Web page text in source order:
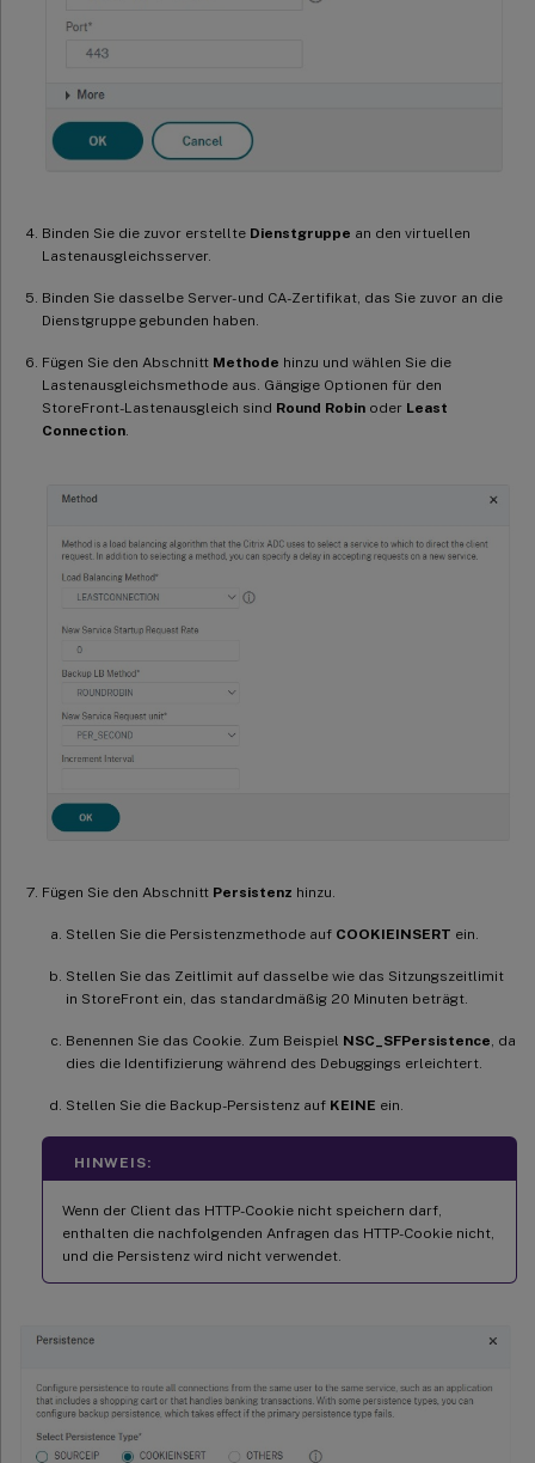
Binden Sie die zuvor erstellte Dienstgruppe an den virtuellen
Lastenausgleichsserver.
Binden Sie dasselbe Server- und CA-Zertifikat, das Sie zuvor an die
Dienstgruppe gebunden haben.
Fügen Sie den Abschnitt Methode hinzu und wählen Sie die
Lastenausgleichsmethode aus. Gängige Optionen für den
StoreFront-Lastenausgleich sind Round Robin oder Least
Connection
Fügen Sie den Abschnitt Persistenz hinzu.
Stellen Sie die Persistenzmethode auf COOKIEINSERT ein.
Stellen Sie das Zeitlimit auf dasselbe wie das Sitzungszeitlimit
in StoreFront ein, das standardmäßig 20 Minuten beträgt.
Benennen Sie das Cookie. Zum Beispiel NSC_SFPersistence, da
dies die Identifizierung während des Debuggings erleichtert.
Stellen Sie die Backup-Persistenz auf KEINE ein.
HINWEIS:
Wenn der Client das HTTP-Cookie nicht speichern darf,
enthalten die nachfolgenden Anfragen das HTTP-Cookie nicht,
und die Persistenz wird nicht verwendet.